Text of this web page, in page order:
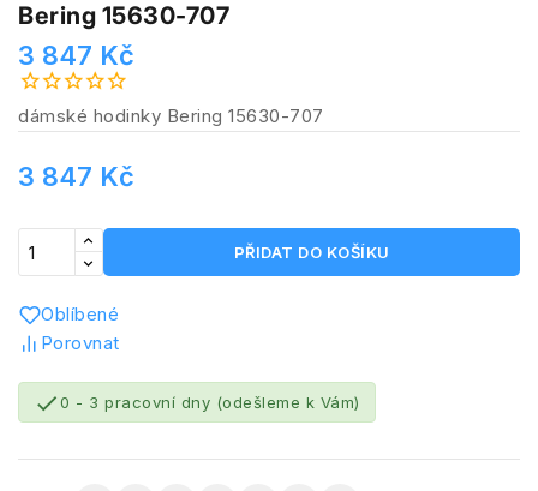
Bering 15630-707
3 847 Kč
dámské hodinky Bering 15630-707
3 847 Kč
PŘIDAT DO KOŠÍKU
Oblíbené
Porovnat
0 - 3 pracovní dny (odešleme k Vám)